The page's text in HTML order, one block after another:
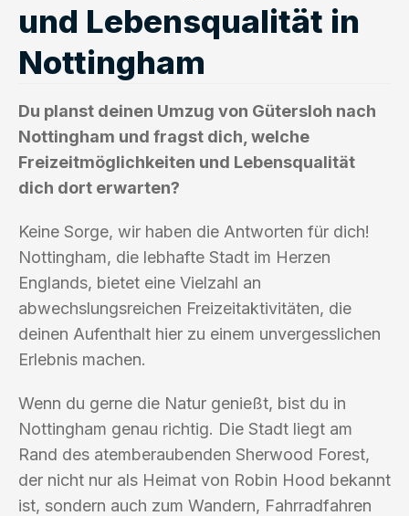
und Lebensqualität in
Nottingham
Du planst deinen Umzug von Gütersloh nach
Nottingham und fragst dich, welche
Freizeitmöglichkeiten und Lebensqualität
dich dort erwarten?
Keine Sorge, wir haben die Antworten für dich!
Nottingham, die lebhafte Stadt im Herzen
Englands, bietet eine Vielzahl an
abwechslungsreichen Freizeitaktivitäten, die
deinen Aufenthalt hier zu einem unvergesslichen
Erlebnis machen.
Wenn du gerne die Natur genießt, bist du in
Nottingham genau richtig. Die Stadt liegt am
Rand des atemberaubenden Sherwood Forest,
der nicht nur als Heimat von Robin Hood bekannt
ist, sondern auch zum Wandern, Fahrradfahren